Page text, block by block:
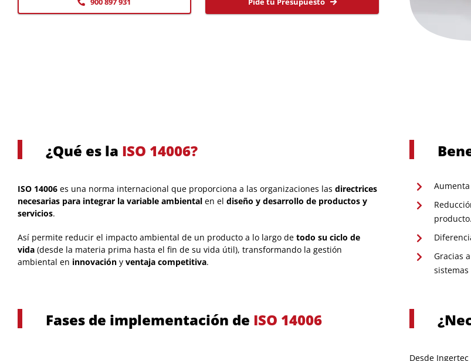
¿Qué es la ISO 14006?
ISO 14006es una norma internacional que proporciona a las organizaciones las directrices
necesarias para integrar la variable ambientalen el diseño y desarrollo de productos y
servicios.
Así permite reducir el impacto ambiental de un producto a lo largo de todo su ciclo de
vida(desde la materia prima hasta el fin de su vida útil), transformando la gestión
ambiental en innovacióny ventaja competitiva.
producto.
Gracias
Fases de implementación de ISO 14006
Desde